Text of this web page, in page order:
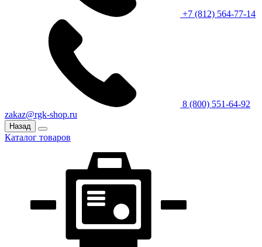
+7 (812) 564-77-14
8 (800) 551-64-92
zakaz@rgk-shop.ru
Назад
Каталог товаров